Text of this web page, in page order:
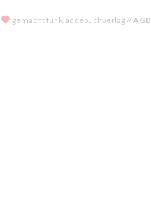
gemacht für kladdebuchverlag //AGB